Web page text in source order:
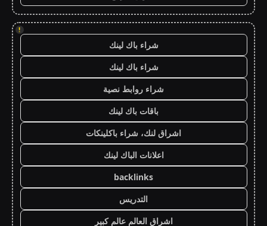
!
شراء باك لينك
شراء باك لينك
شراء روابط نصية
باقات باك لينك
اشراق لنك، شراء باكلينكات
اعلانات الباك لينك
backlinks
التدريس
اشراق العالم عالم كبير